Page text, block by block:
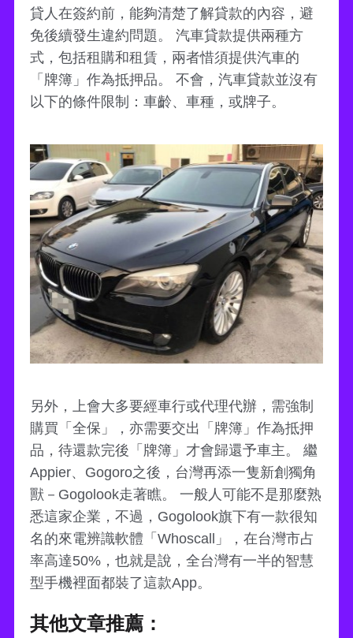
貸人在簽約前，能夠清楚了解貸款的內容，避
免後續發生違約問題。 汽車貸款提供兩種方
式，包括租購和租賃，兩者惜須提供汽車的
「牌簿」作為抵押品。 不會，汽車貸款並沒有
以下的條件限制：車齡、車種，或牌子。
另外，上會大多要經車行或代理代辦，需強制
購買「全保」，亦需要交出「牌簿」作為抵押
品，待還款完後「牌簿」才會歸還予車主。 繼
Appier、Gogoro之後，台灣再添一隻新創獨角
獸－Gogolook走著瞧。 一般人可能不是那麼熟
悉這家企業，不過，Gogolook旗下有一款很知
名的來電辨識軟體「Whoscall」，在台灣市占
率高達50%，也就是說，全台灣有一半的智慧
型手機裡面都裝了這款App。
其他文章推薦：